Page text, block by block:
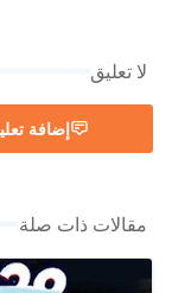
لا تعليق
إضافة
مقالات ذات صلة